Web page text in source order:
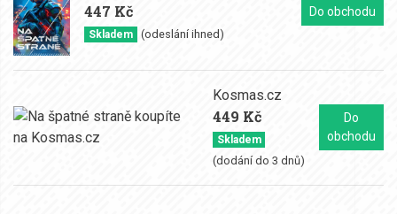
447 Kč
Skladem (odeslání ihned)
Do obchodu
Kosmas.cz
449 Kč
Skladem
(dodání do 3 dnů)
Do
obchodu